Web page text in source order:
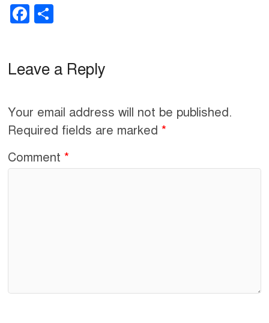
F
e
o
o
e
Leave a Reply
Your email address will not be published.
Required fields are marked*
Comment*